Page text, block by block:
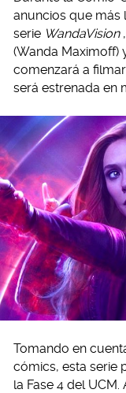
anuncios que más
serie WandaVision
(Wanda Maximoff)
comenzará a
será estrenada en
Tomando en
cómics, esta serie
la Fase 4 del